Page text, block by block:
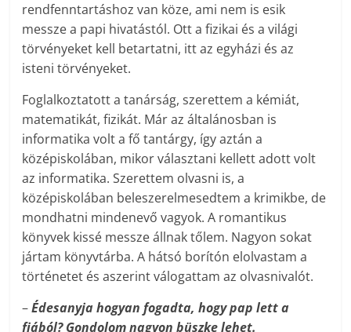
rendfenntartáshoz van köze, ami nem is esik
messze a papi hivatástól. Ott a fizikai és a világi
törvényeket kell betartatni, itt az egyházi és az
isteni törvényeket.
Foglalkoztatott a tanárság, szerettem a kémiát,
matematikát, fizikát. Már az általánosban is
informatika volt a fő tantárgy, így aztán a
középiskolában, mikor választani kellett adott volt
az informatika. Szerettem olvasni is, a
középiskolában beleszerelmesedtem a krimikbe, de
mondhatni mindenevő vagyok. A romantikus
könyvek kissé messze állnak tőlem. Nagyon sokat
jártam könyvtárba. A hátsó borítón elolvastam a
történetet és aszerint válogattam az olvasnivalót.
–Édesanyja hogyan fogadta, hogy pap lett a
fiából? Gondolom nagyon büszke lehet.